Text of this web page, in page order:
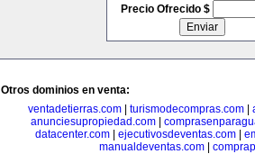
Precio Ofrecido $
Otros dominios en venta:
ventadetierras.com
turismodecompras.com
anunciesupropiedad.com|
datacenter.com
ejecutivosdeventas.com
manualdeventas.com|